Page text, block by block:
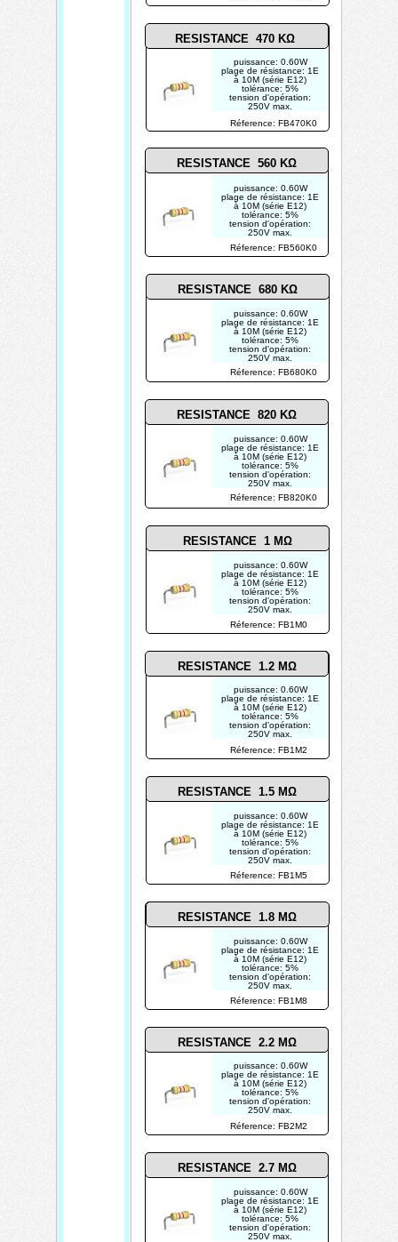
Réference: FB470K0
Réference: FB560K0
Réference: FB820K0
Réference: FB680K0
Réference: FB1M0
Réference: FB1M2
Réference: FB1M8
Réference: FB1M5
Réference: FB2M2
RESISTANCE 470 KΩ
RESISTANCE 560 KΩ
RESISTANCE 820 KΩ
RESISTANCE 1.2 MΩ
RESISTANCE 680 KΩ
RESISTANCE 1.8 MΩ
RESISTANCE 1 MΩ
RESISTANCE 1.5 MΩ
RESISTANCE 2.7 MΩ
RESISTANCE 2.2 MΩ
puissance: 0.60W
plage de résistance: 1E
à 10M (série E12)
tolérance: 5%
tension d'opération:
250V max.
puissance: 0.60W
plage de résistance: 1E
à 10M (série E12)
tolérance: 5%
tension d'opération:
250V max.
puissance: 0.60W
plage de résistance: 1E
à 10M (série E12)
tolérance: 5%
tension d'opération:
250V max.
photo non contractuelle
puissance: 0.60W
plage de résistance: 1E
à 10M (série E12)
tolérance: 5%
tension d'opération:
250V max.
photo non contractuelle
puissance: 0.60W
plage de résistance: 1E
à 10M (série E12)
tolérance: 5%
tension d'opération:
250V max.
puissance: 0.60W
plage de résistance: 1E
à 10M (série E12)
tolérance: 5%
tension d'opération:
250V max.
puissance: 0.60W
plage de résistance: 1E
à 10M (série E12)
tolérance: 5%
tension d'opération:
250V max.
puissance: 0.60W
plage de résistance: 1E
à 10M (série E12)
tolérance: 5%
tension d'opération:
250V max.
puissance: 0.60W
plage de résistance: 1E
à 10M (série E12)
tolérance: 5%
tension d'opération:
250V max.
puissance: 0.60W
plage de résistance: 1E
à 10M (série E12)
tolérance: 5%
tension d'opération:
250V max.